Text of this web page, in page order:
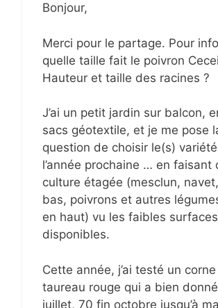
Bonjour,
Merci pour le partage. Pour
quelle taille fait le poivron
Hauteur et taille des racines ?
J’ai un petit jardin sur balcon,
sacs géotextile, et je me pose
question de choisir le(s)
l’année prochaine … en faisant
culture étagée (mesclun,
bas, poivrons et autres
en haut) vu les faibles surfaces
disponibles.
Cette année, j’ai testé un
taureau rouge qui a bien
juillet, 70 fin octobre jusqu’à